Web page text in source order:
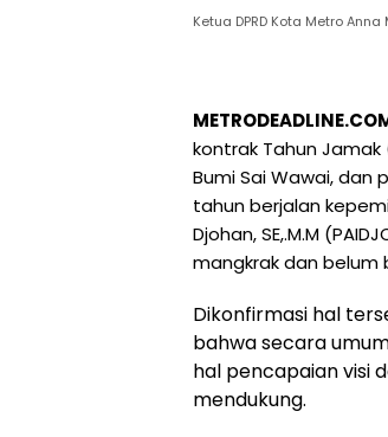
Ketua DPRD Kota Metro Anna
kontrak Tahun
Bumi Sai Wawai, dan
tahun berjalan
Djohan, SE,.M.M
mangkrak dan belum
Dikonfirmasi hal
bahwa secara
hal pencapaian visi
mendukung.